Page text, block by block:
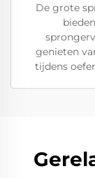
De grote
genieten
tijdens